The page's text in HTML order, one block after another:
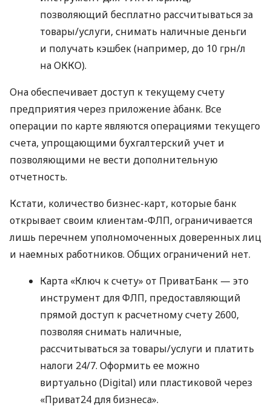
позволяющий бесплатно рассчитываться за
товары/услуги, снимать наличные деньги
и получать кэшбек (например, до 10 грн/л
на ОККО).
Она обеспечивает доступ к текущему счету
предприятия через приложение àбанк. Все
операции по карте являются операциями текущего
счета, упрощающими бухгалтерский учет и
позволяющими не вести дополнительную
отчетность.
Кстати, количество бизнес-карт, которые банк
открывает своим клиентам-ФЛП, ограничивается
лишь перечнем уполномоченных доверенных лиц
и наемных работников. Общих ограничений нет.
Карта «Ключ к счету» от ПриватБанк — это
инструмент для ФЛП, предоставляющий
прямой доступ к расчетному счету 2600,
позволяя снимать наличные,
рассчитываться за товары/услуги и платить
налоги 24/7. Оформить ее можно
виртуально (Digital) или пластиковой через
«Приват24 для бизнеса».